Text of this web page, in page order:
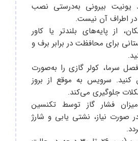
یونیت بیرونی به‌درستی نصب
اطراف آن نیست.
از پایه‌های بلندتر یا کاور
برای محافظت در برابر برف و
سرما، کولر گازی را به‌صورت
سرویس به‌ موقع از بروز
جلوگیری می‌کند.
فشار گاز توسط تکنسین
صورت نیاز، نشتی‌ یابی و شارژ